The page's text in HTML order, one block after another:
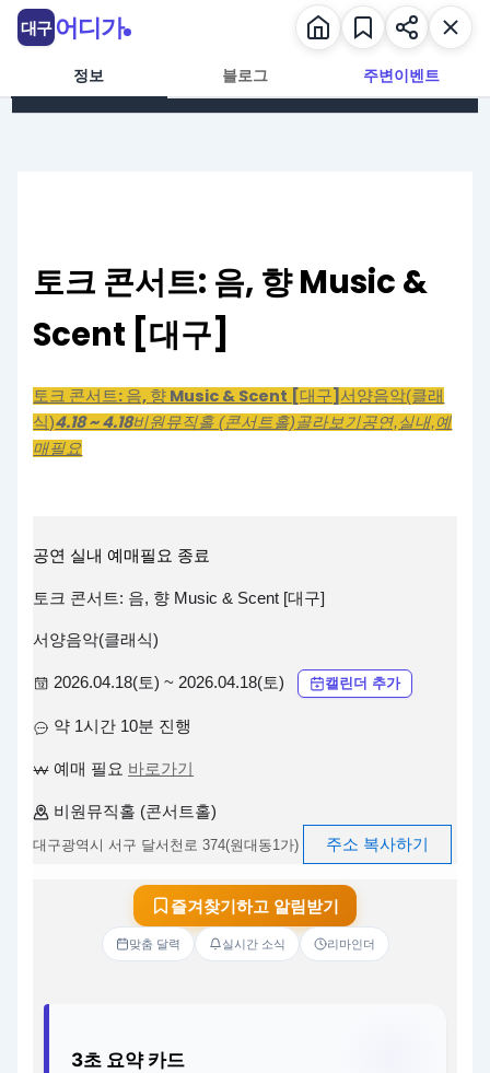
콘텐츠로 건너뛰기
정보 블로그 주변이벤트
토크 콘서트: 음, 향 Music &
Scent [대구]
토크 콘서트: 음, 향 Music & Scent [대구] 서양음악(클래
식)4.18 ~ 4.18비원뮤직홀 (콘서트홀)골라보기공연,실내,예
매필요
공연 실내 예매필요 종료
토크 콘서트: 음, 향 Music & Scent [대구]
서양음악(클래식)
2026.04.18(토) ~ 2026.04.18(토) 캘린더 추가
약 1시간 10분 진행
예매 필요 바로가기
비원뮤직홀 (콘서트홀)
대구광역시 서구 달서천로 374(원대동1가) 주소 복사하기
즐겨찾기하고 알림받기
맞춤 달력 실시간 소식 리마인더
3초 요약 카드
대구 어디가